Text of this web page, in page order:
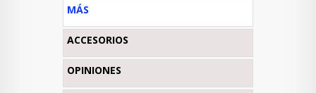
MÁS
ACCESORIOS
OPINIONES